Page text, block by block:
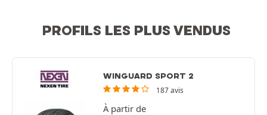
PROFILS LES PLUS VENDUS
WINGUARD SPORT 2
187 avis
À partir de